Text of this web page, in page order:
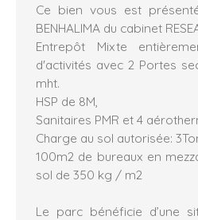
Ce bien vous est
BENHALIMA du cabinet
Entrepôt Mixte
d'activités avec 2 Portes
mht.
HSP de 8M,
Sanitaires PMR et 4
Charge au sol autorisée:
100m2 de bureaux en
sol de 350 kg / m2
Le parc bénéficie d’une